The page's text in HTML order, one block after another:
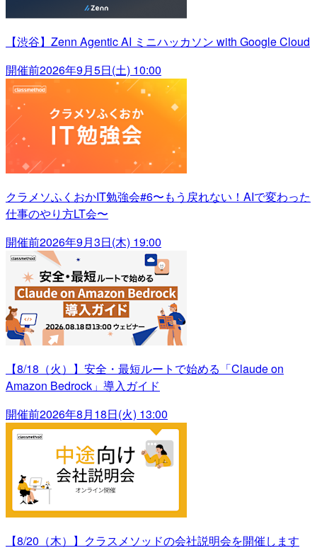
【渋谷】Zenn Agentic AI ミニハッカソン with Google Cloud
開催前2026年9月5日(土) 10:00
クラメソふくおかIT勉強会#6〜もう戻れない！AIで変わった
仕事のやり方LT会〜
開催前2026年9月3日(木) 19:00
【8/18（火）】安全・最短ルートで始める「Claude on
Amazon Bedrock」導入ガイド
開催前2026年8月18日(火) 13:00
【8/20（木）】クラスメソッドの会社説明会を開催します